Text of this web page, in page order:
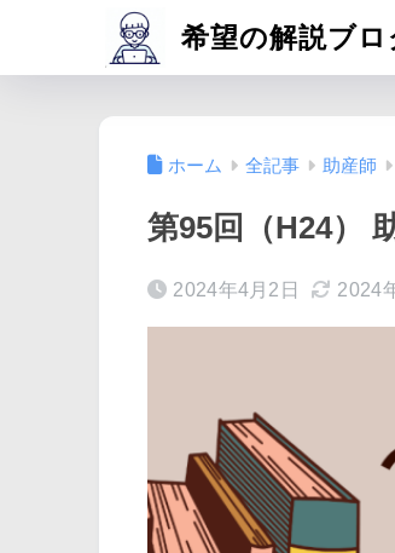
希望の解説ブロ
ホーム 全記事 助産師
第95回（H24）
2024年4月2日 2024